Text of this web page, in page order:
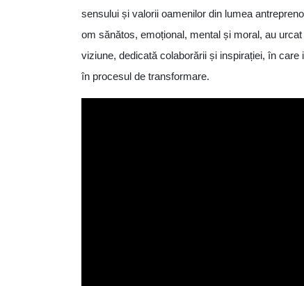
sensului și valorii oamenilor din lumea
om sănătos, emoțional, mental și moral, au
viziune, dedicată colaborării și inspirației, în care
în procesul de transformare.